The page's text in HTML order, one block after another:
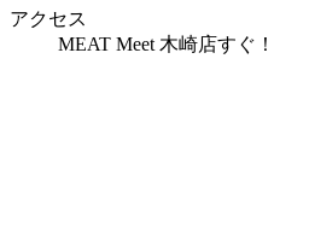
アクセス
MEAT Meet 木崎店すぐ！